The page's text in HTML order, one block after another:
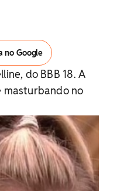
no Google
do BBB 18. A
masturbando no